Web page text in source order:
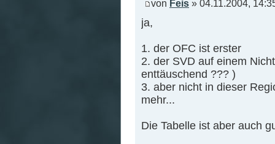
von Feis » 04.11.2004,
ja,
1. der OFC ist erster
2. der SVD auf einem
enttäuschend ??? )
3. aber nicht in dieser
mehr...
Die Tabelle ist aber auch